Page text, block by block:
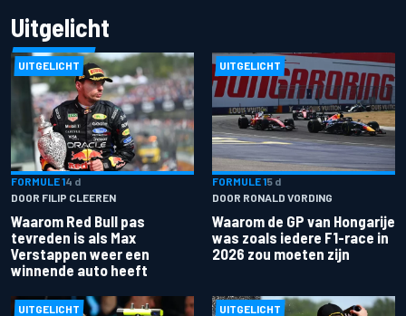
Uitgelicht
UITGELICHT
FORMULE 14 d
DOOR FILIP CLEEREN
Waarom Red Bull pas
tevreden is als Max
Verstappen weer een
winnende auto heeft
UITGELICHT
FORMULE 15 d
DOOR RONALD VORDING
Waarom de GP van Hongarije
was zoals iedere F1-race in
2026 zou moeten zijn
UITGELICHT UITGELICHT